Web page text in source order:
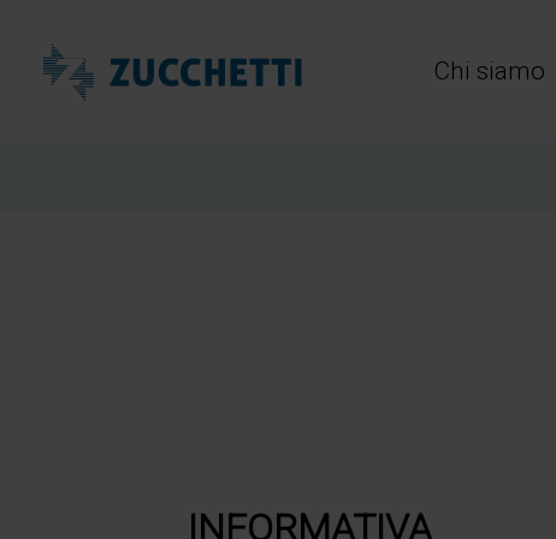
Zucchetti Healthcare
Chi siamo
INFORMATIVA